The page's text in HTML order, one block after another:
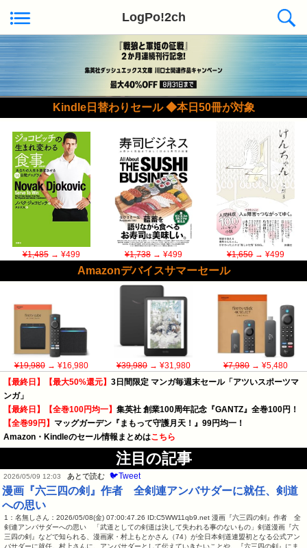
LogPo!2ch
Kindle日替わりセール ◆本日50冊が対象
¥1,485→ ¥499 ¥1,738→ ¥499 ¥1,650→ ¥499
Amazonデバイスサマーセール
¥19,980→ ¥16,980 ¥39,980→ ¥31,980 ¥7,980→ ¥5,480
【最終日】【最大50%還元】 3日間限定 マンガ毎週末セール「アツいスポーツマ
ンガ」
【最終日】【全巻100円均一】 集英社 創業100周年記念『GANTZ』全巻100円！
【全巻99円】 マッグガーデン『まもって守護月天！』99円均一！
Amazon・Kindleのセール情報まとめはこちら
注目の記事
2026/05/09 12:03 あとで読む 🐦Tweet
漫画『六三四の剣』作者 全剣連アンバサダーに就任、剣道
への思い
1：名無しさん：2026/05/08(金) 07:00:47.26 ID:C5WW11qb9.net 漫画『六三四の剣』作者 全
剣連アンバサダーへの思い 「武道としての剣道は決して失われる事のないもの」剣道漫画『六
三四の剣』などで知られる、漫画家・村上もとかさん（74）が全日本剣道連盟初となる公式アン
バサダーに就任。村上さんに、アンバサダーとして伝えていきたいことや、『六三四の剣』にま